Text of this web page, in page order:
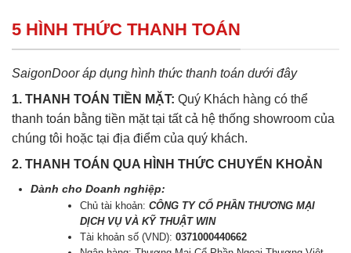
5 HÌNH THỨC THANH TOÁN
SaigonDoor áp dụng hình thức thanh toán dưới đây
1. THANH TOÁN TIỀN MẶT: Quý Khách hàng có thể
thanh toán bằng tiền mặt tại tất cả hệ thống showroom của
chúng tôi hoặc tại địa điểm của quý khách.
2. THANH TOÁN QUA HÌNH THỨC CHUYỂN KHOẢN
Dành cho Doanh nghiệp:
Chủ tài khoản:CÔNG TY CỔ PHẦN THƯƠNG MẠI
DỊCH VỤ VÀ KỸ THUẬT WIN
Tài khoản số (VND):0371000440662